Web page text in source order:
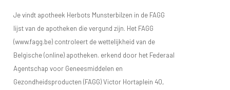
Je vindt apotheek Herbots Munsterbilzen in de FAGG
lijst van de apotheken die vergund zijn. Het FAGG
(www.fagg.be) controleert de wettelijkheid van de
Belgische (online) apotheken. erkend door het Federaal
Agentschap voor Geneesmiddelen en
Gezondheidsproducten (FAGG) Victor Hortaplein 40,